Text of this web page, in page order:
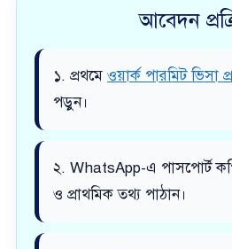
আবেদন
১. প্রথমে ওয়ার্ক পারমিট ভিসা
পড়ুন।
২. WhatsApp-এ পাসপোর্ট
ও প্রাথমিক তথ্য পাঠান।